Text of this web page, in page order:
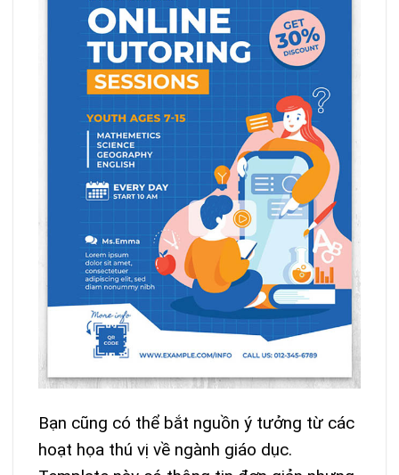
Bạn cũng có thể bắt nguồn ý tưởng từ các
hoạt họa thú vị về ngành giáo dục.